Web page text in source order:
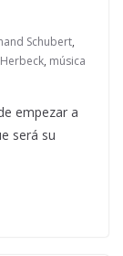
Schubert,
, música
empezar a
será su